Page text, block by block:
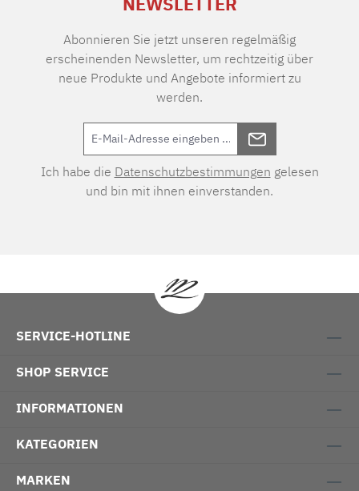
Abonnieren Sie jetzt unseren regelmäßig
erscheinenden Newsletter, um rechtzeitig über
neue Produkte und Angebote informiert zu
werden.
Ich habe die Datenschutzbestimmungen gelesen
und bin mit ihnen einverstanden.
SERVICE-HOTLINE
SHOP SERVICE
INFORMATIONEN
KATEGORIEN
MARKEN